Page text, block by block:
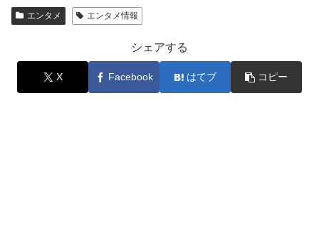
エンタメ エンタメ情報
シェアする
X Facebook はてブ コピー